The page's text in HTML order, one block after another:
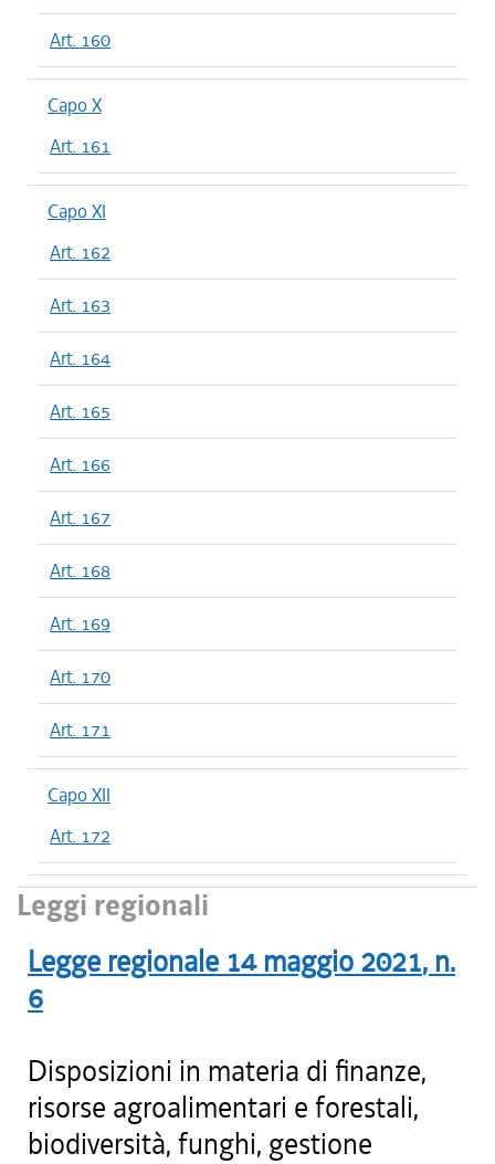
Art. 160
Capo X
Art. 161
Capo XI
Art. 162
Art. 163
Art. 164
Art. 165
Art. 166
Art. 167
Art. 168
Art. 169
Art. 170
Art. 171
Capo XII
Art. 172
Leggi regionali
Legge regionale 14 maggio 2021, n.
6
Disposizioni in materia di finanze,
risorse agroalimentari e forestali,
biodiversità, funghi, gestione